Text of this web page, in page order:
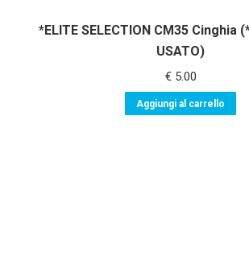
*ELITE SELECTION CM35 Cinghia
USATO)
€5.00
Aggiungi al carrello